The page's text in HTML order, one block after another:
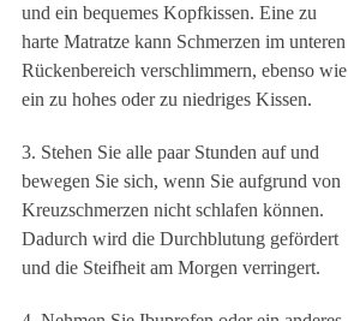
und ein bequemes Kopfkissen. Eine zu
harte Matratze kann Schmerzen im unteren
Rückenbereich verschlimmern, ebenso wie
ein zu hohes oder zu niedriges Kissen.
3. Stehen Sie alle paar Stunden auf und
bewegen Sie sich, wenn Sie aufgrund von
Kreuzschmerzen nicht schlafen können.
Dadurch wird die Durchblutung gefördert
und die Steifheit am Morgen verringert.